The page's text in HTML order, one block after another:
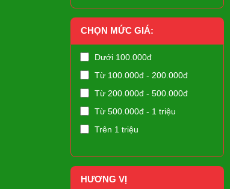
CHỌN MỨC GIÁ:
Dưới 100.000đ
Từ 100.000đ - 200.000đ
Từ 200.000đ - 500.000đ
Từ 500.000đ - 1 triệu
Trên 1 triệu
HƯƠNG VỊ